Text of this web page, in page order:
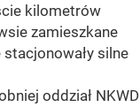
kilometrów
zamieszkane
silne
oddział NKWD